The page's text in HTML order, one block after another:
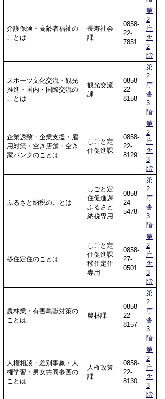
介護保険・高齢者福祉の
ことは
長寿社会
課
0858-
22-
7851
第
2
庁
舎
2
階
スポーツ文化交流・観光
推進・国内・国際交流の
ことは
観光交流
課
0858-
22-
8158
第
2
庁
舎
3
階
企業誘致・企業支援・雇
用対策・空き店舗・空き
家バンクのことは
しごと定
住促進課
0858-
22-
8129
第
2
庁
舎
3
階
ふるさと納税のことは
しごと定
住促進課
ふるさと
納税専用
0858-
24-
5478
第
2
庁
舎
3
階
移住定住のことは
しごと定
住促進課
移住定住
専用
0858-
27-
0501
第
2
庁
舎
3
階
農林業・有害鳥獣対策の
ことは
農林課
0858-
22-
8157
第
2
庁
舎
3
階
人権相談・差別事象・人
権学習・男女共同参画の
ことは
人権政策
課
0858-
22-
8130
第
2
庁
舎
3
階